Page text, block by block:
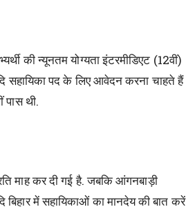
की न्यूनतम योग्यता इंटरमीडिएट (12वीं)
सहायिका पद के लिए आवेदन करना चाहते हैं
पास थी.
माह कर दी गई है. जबकि आंगनबाड़ी
में सहायिकाओं का मानदेय की बात करें